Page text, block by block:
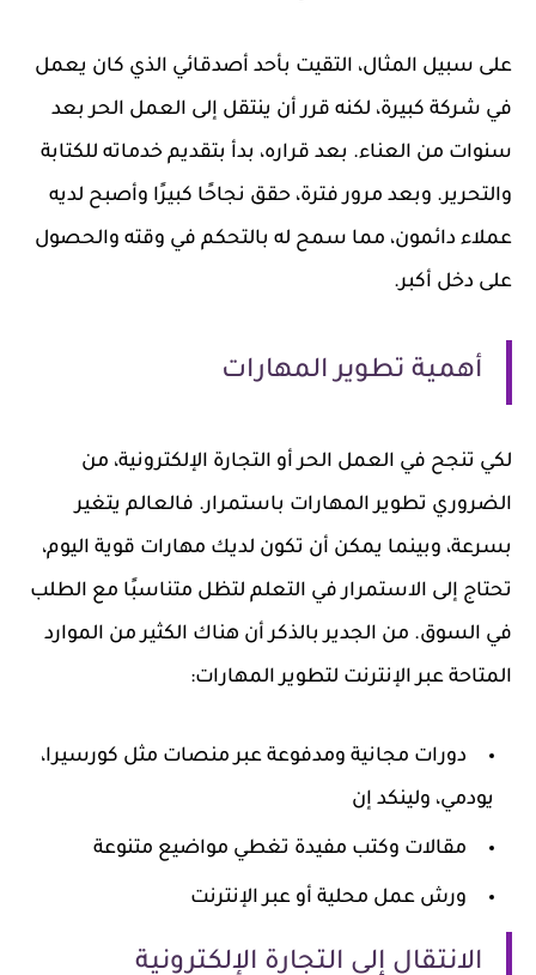
على سبيل المثال، التقيت بأحد أصدقائي الذي كان يعمل
في شركة كبيرة، لكنه قرر أن ينتقل إلى العمل الحر بعد
سنوات من العناء. بعد قراره، بدأ بتقديم خدماته للكتابة
والتحرير. وبعد مرور فترة، حقق نجاحًا كبيرًا وأصبح لديه
عملاء دائمون، مما سمح له بالتحكم في وقته والحصول
على دخل أكبر.
أهمية تطوير المهارات
لكي تنجح في العمل الحر أو التجارة الإلكترونية، من
الضروري تطوير المهارات باستمرار. فالعالم يتغير
بسرعة، وبينما يمكن أن تكون لديك مهارات قوية اليوم،
تحتاج إلى الاستمرار في التعلم لتظل متناسبًا مع الطلب
في السوق. من الجدير بالذكر أن هناك الكثير من الموارد
المتاحة عبر الإنترنت لتطوير المهارات:
دورات مجانية ومدفوعة عبر منصات مثل كورسيرا،
يودمي، ولينكد إن
مقالات وكتب مفيدة تغطي مواضيع متنوعة
ورش عمل محلية أو عبر الإنترنت
الانتقال إلى التجارة الإلكترونية